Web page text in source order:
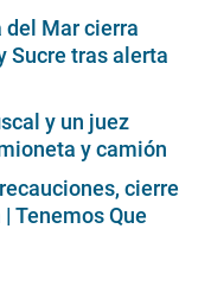
Mar cierra
Sucre tras alerta
y un juez
y camión
cierre
Tenemos Que